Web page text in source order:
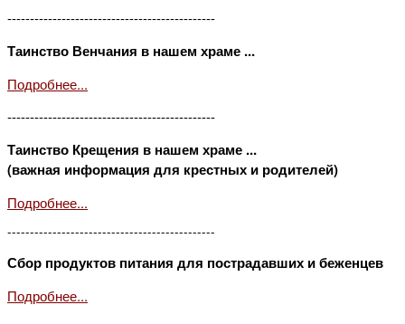
----------------------------------------------
Таинство Венчания в нашем храме ...
Подробнее...
----------------------------------------------
Таинство Крещения в нашем храме ...
(важная информация для крестных и родителей)
Подробнее...
----------------------------------------------
Сбор продуктов питания для пострадавших и беженцев
Подробнее...